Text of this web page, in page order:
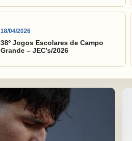
18/04/2026
38º Jogos Escolares de Campo
Grande – JEC’s/2026